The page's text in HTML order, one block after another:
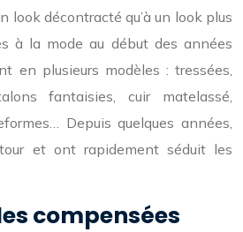
look décontracté qu’à un look plus
à la mode au début des années
en plusieurs modèles : tressées,
fantaisies, cuir matelassé,
Depuis quelques années,
et ont rapidement séduit les
compensées